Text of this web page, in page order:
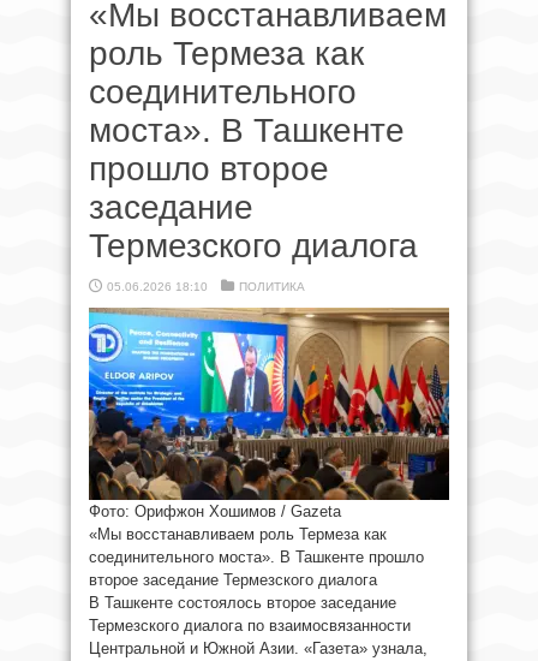
«Мы восстанавливаем
роль Термеза как
соединительного
моста». В Ташкенте
прошло второе
заседание
Термезского диалога
05.06.2026 18:10 ПОЛИТИКА
Фото: Орифжон Хошимов / Gazeta
«Мы восстанавливаем роль Термеза как
соединительного моста». В Ташкенте прошло
второе заседание Термезского диалога
В Ташкенте состоялось второе заседание
Термезского диалога по взаимосвязанности
Центральной и Южной Азии. «Газета» узнала,